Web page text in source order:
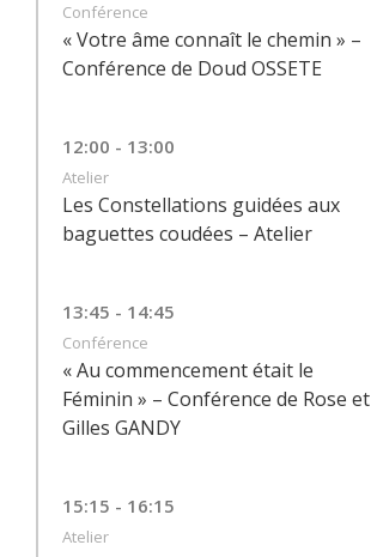
Conférence
« Votre âme connaît le chemin » –
Conférence de Doud OSSETE
12:00 - 13:00
Atelier
Les Constellations guidées aux
baguettes coudées – Atelier
13:45 - 14:45
Conférence
« Au commencement était le
Féminin » – Conférence de Rose et
Gilles GANDY
15:15 - 16:15
Atelier